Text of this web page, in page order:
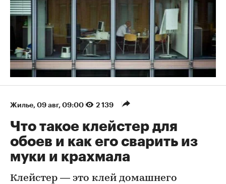
Жилье⁠, 09 авг, 09:00 2 139
Что такое клейстер для
обоев и как его сварить из
муки и крахмала
Клейстер — это клей домашнего